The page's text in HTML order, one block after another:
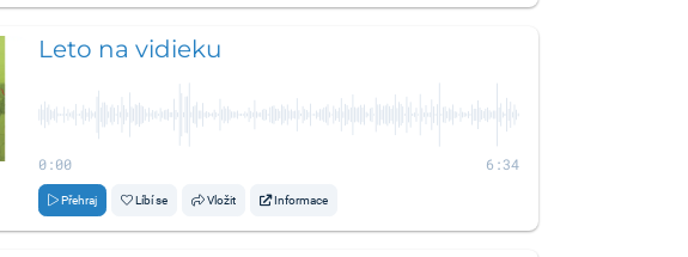
Leto na vidieku
0:00 6:34
Přehraj Líbí se Vložit Informace